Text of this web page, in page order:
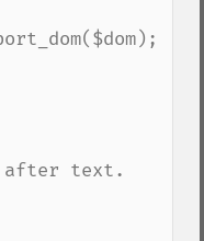
after text.